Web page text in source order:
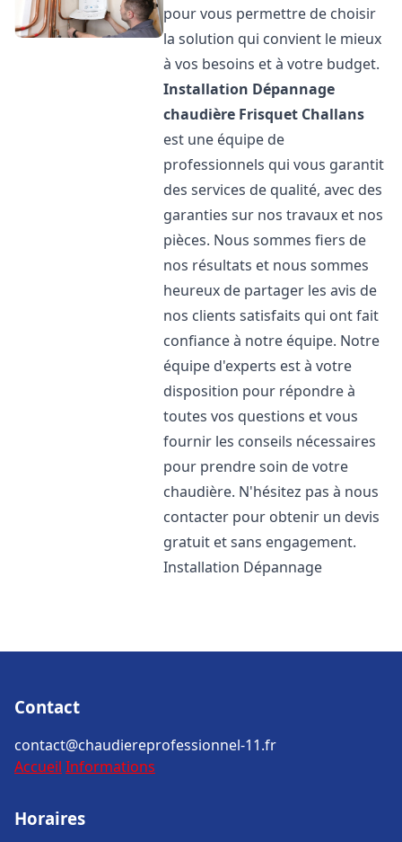
pour vous permettre de choisir
la solution qui convient le mieux
à vos besoins et à votre budget.
Installation Dépannage
chaudière Frisquet Challans
est une équipe de
professionnels qui vous garantit
des services de qualité, avec des
garanties sur nos travaux et nos
pièces. Nous sommes fiers de
nos résultats et nous sommes
heureux de partager les avis de
nos clients satisfaits qui ont fait
confiance à notre équipe. Notre
équipe d'experts est à votre
disposition pour répondre à
toutes vos questions et vous
fournir les conseils nécessaires
pour prendre soin de votre
chaudière. N'hésitez pas à nous
contacter pour obtenir un devis
gratuit et sans engagement.
Installation Dépannage
Contact
contact@chaudiereprofessionnel-11.fr
Accueil Informations
Horaires